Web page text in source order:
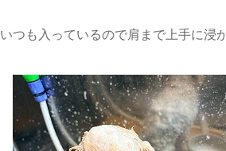
いつも入っているので肩まで上手に浸